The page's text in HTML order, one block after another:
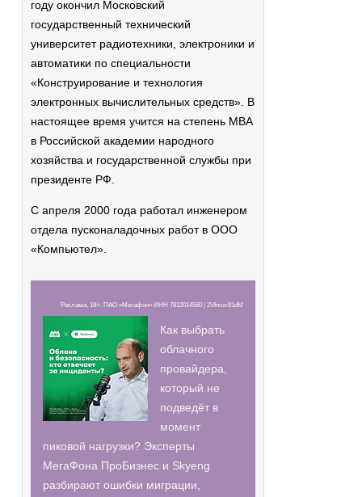
году окончил Московский
государственный технический
университет радиотехники, электроники и
автоматики по специальности
«Конструирование и технология
электронных вычислительных средств». В
настоящее время учится на степень MBA
в Российской академии народного
хозяйства и государственной службы при
президенте РФ.
С апреля 2000 года работал инженером
отдела пусконаладочных работ в ООО
«Компьютел».
Реклама, 18+. ПАО «Мегафон» ИНН 7812014560 | 2Vfnxxr81dM
Как выбрать
облачного
провайдера,
который не
подведёт в
момент
пиковой нагрузки? Эксперты
МегаФона ПроБизнес и Skyeng
разбирают ошибки миграции,